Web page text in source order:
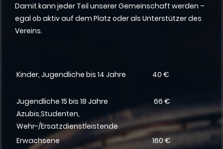
Damit kann jeder Teil unserer Gemeinschaft werden –
egal ob aktiv auf dem Platz oder als Unterstützer des
Vereins.
Kinder, Jugendliche bis 14 Jahre 40 €
Jugendliche 15 bis 18 Jahre
Azubis,Studenten,
Wehr-/Ersatzdienstleistende
66 €
Erwachsene
160 €